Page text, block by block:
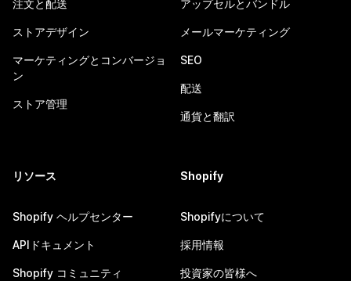
注文と配送
ストアデザイン
マーケティングとコンバージョ
ン
ストア管理
アップセルとバンドル
メールマーケティング
SEO
配送
通貨と翻訳
リソース
Shopify ヘルプセンター
APIドキュメント
Shopify コミュニティ
Shopify
Shopifyについて
採用情報
投資家の皆様へ